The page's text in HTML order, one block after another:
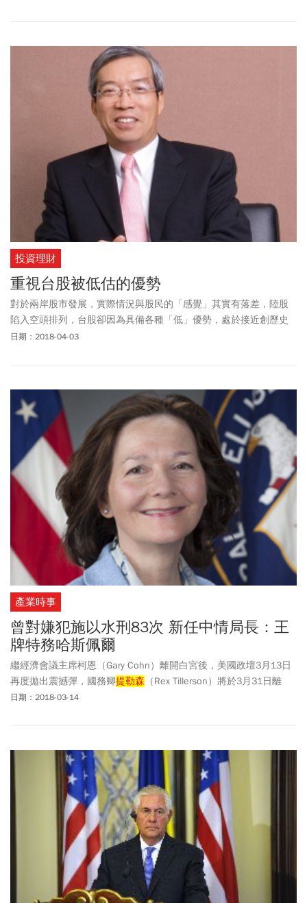
投資理財
重視台股被低估的優勢
對於兩岸股市發展，實際情況與股民的「感覺」其實有落差，陸股
陷入空頭排列，台股卻因為具備各種「低」優勢，處於接近創歷史
新高的多頭架式。
日期：2018-04-03
產業時事
曾對嫌犯施以水刑83次 新任中情局長：王
牌特務哈斯佩爾
繼經濟會議主席柯恩（Gary Cohn）離開白宮後，美國政壇3月13日
再度拋出震撼彈，國務卿提勒森 （Rex Tillerson）將於3月31日離
任。
日期：2018-03-14